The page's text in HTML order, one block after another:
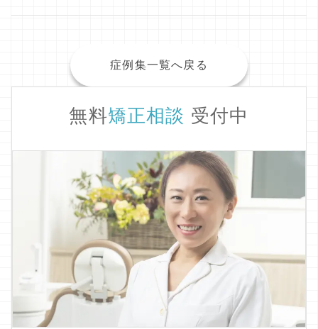
症例集一覧へ戻る
無料矯正相談 受付中